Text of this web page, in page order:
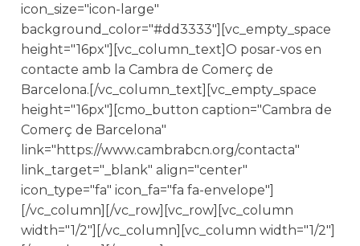
icon_size="icon-large"
background_color="#dd3333"][vc_empty_space
height="16px"][vc_column_text]O posar-vos en
contacte amb la Cambra de Comerç de
Barcelona.[/vc_column_text][vc_empty_space
height="16px"][cmo_button caption="Cambra de
Comerç de Barcelona"
link="https://www.cambrabcn.org/contacta"
link_target="_blank" align="center"
icon_type="fa" icon_fa="fa fa-envelope"]
[/vc_column][/vc_row][vc_row][vc_column
width="1/2"][/vc_column][vc_column width="1/2"]